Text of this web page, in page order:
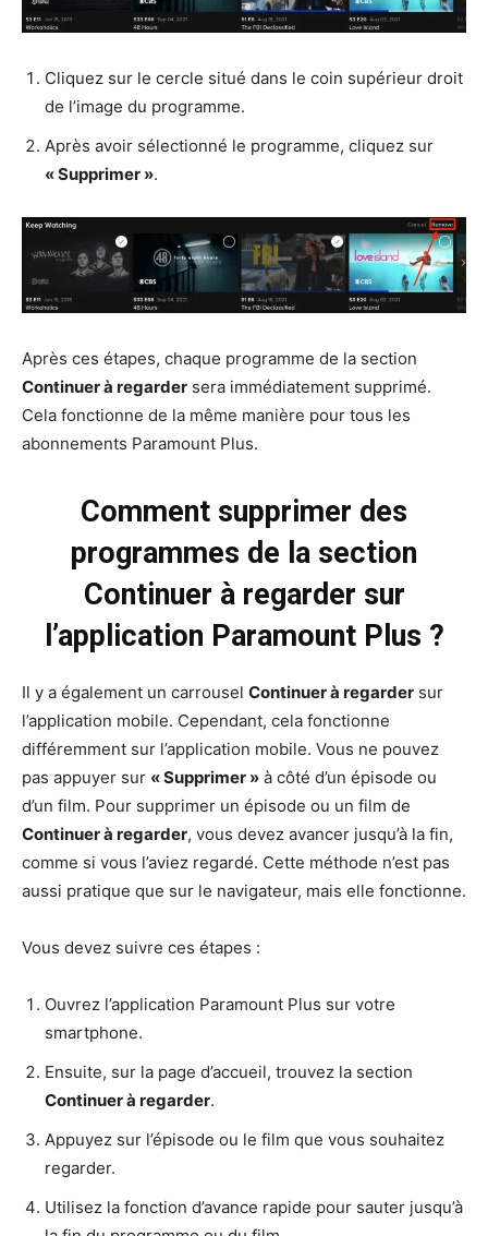
Cliquez sur le cercle situé dans le coin supérieur droit
de l’image du programme.
Après avoir sélectionné le programme, cliquez sur
« Supprimer ».
Après ces étapes, chaque programme de la section
Continuer à regarder sera immédiatement supprimé.
Cela fonctionne de la même manière pour tous les
abonnements Paramount Plus.
Comment supprimer des
programmes de la section
Continuer à regarder sur
l’application Paramount Plus ?
Il y a également un carrousel Continuer à regarder sur
l’application mobile. Cependant, cela fonctionne
différemment sur l’application mobile. Vous ne pouvez
pas appuyer sur « Supprimer » à côté d’un épisode ou
d’un film. Pour supprimer un épisode ou un film de
Continuer à regarder, vous devez avancer jusqu’à la fin,
comme si vous l’aviez regardé. Cette méthode n’est pas
aussi pratique que sur le navigateur, mais elle fonctionne.
Vous devez suivre ces étapes :
Ouvrez l’application Paramount Plus sur votre
smartphone.
Ensuite, sur la page d’accueil, trouvez la section
Continuer à regarder.
Appuyez sur l’épisode ou le film que vous souhaitez
regarder.
Utilisez la fonction d’avance rapide pour sauter jusqu’à